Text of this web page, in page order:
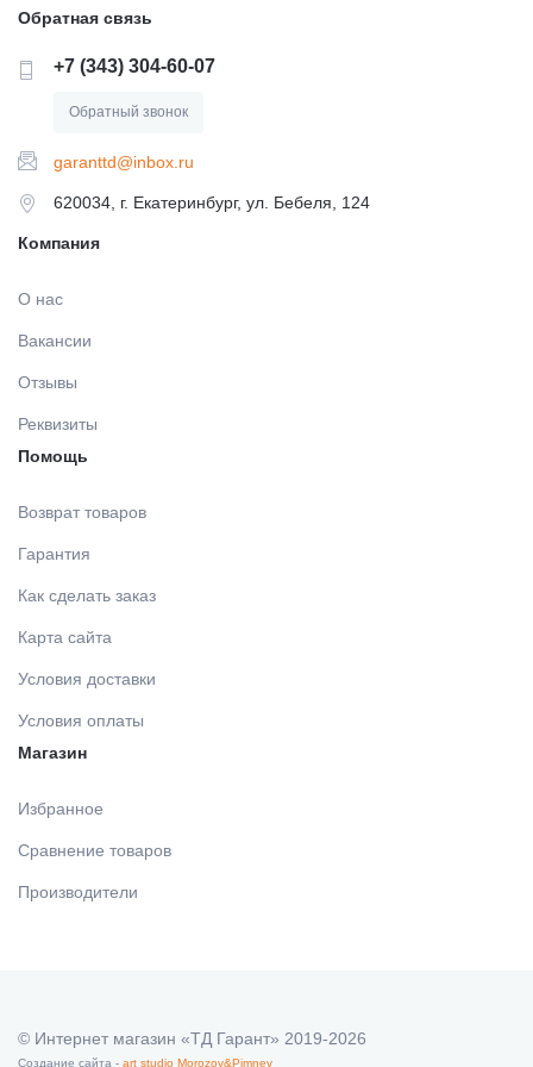
ЗАЩИТА ВРАЧА И ПАЦИЕНТА
МАТЕРИАЛЫ ЛЕЧЕБНЫЕ
МАТЕРИАЛЫ ДЛЯ ХИРУРГИИ
МАТЕРИАЛЫ ДЛЯ ПРОФИЛАКТИКИ КАРИЕСА
МАТЕРИАЛЫ ДЛЯ ОТБЕЛИВАНИЯ ЗУБОВ
МАТЕРИАЛЫ ДЛЯ ОРТОПЕДИИ
ДЕЗИНФИЦИРУЮЩИЕ СРЕДСТВА,
АНТИСЕПТИКИ
ПОДКЛАДОЧНЫЕ МАТЕРИАЛЫ
МАТЕРИАЛЫ ДЛЯ ЭНДОДОНТИЧЕСКОГО
ГИПСЫ ДЕНТАЛЬНЫЕ ДЛЯ МОДЕЛЕЙ
СРЕДСТВА ДЛЯ ИЗОЛЯЦИИ /БЕЗ СРОКА/
МАТЕРИАЛЫ/ИНСТРУМЕНТЫ ДЛЯ
МАТЕРИАЛ ДЛЯ ПОЛИРОВАНИЯ ПРОТЕЗОВ Б/С
КОМПОЗИТ ЗУБОТЕХНИЧЕСКИЙ
ОБОРУДОВАНИЕ И ЗАПАСНЫЕ ЧАСТИ
ПЕСКОСТРУЙНОЕ ОБОРУДОВАНИЕ
ОБОРУДОВАНИЕ ЗУБОТЕХНИЧЕСКОЕ
Обратная связь
+7 (343) 304-60-07
Обратный звонок
garanttd@inbox.ru
620034, г. Екатеринбург, ул. Бебеля, 124
Компания
О нас
Вакансии
Отзывы
Реквизиты
Помощь
Возврат товаров
Гарантия
Как сделать заказ
Карта сайта
Условия доставки
Условия оплаты
Магазин
Избранное
Сравнение товаров
Производители
© Интернет магазин «ТД Гарант» 2019-2026
Создание сайта - art studio Morozov&Pimnev